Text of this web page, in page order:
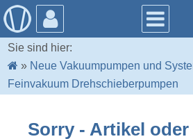
Sie sind hier:
» Neue Vakuumpumpen und
Feinvakuum Drehschieberpumpen
Sorry - Artikel